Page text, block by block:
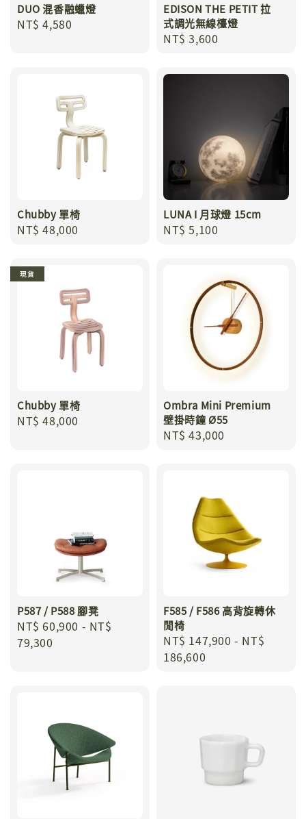
DUO 混香融蠟燈
Regular
NT$ 4,580
EDISON THE PETIT 拉
式調光無線檯燈
Regular
NT$ 3,600
Chubby 單椅
Regular
NT$ 48,000
LUNA I 月球燈 15cm
Regular
NT$ 5,100
現貨
Chubby 單椅
Regular
NT$ 48,000
Ombra Mini Premium
壁掛時鐘 Ø55
Regular
NT$ 43,000
P587 / P588 腳凳
Regular
price
NT$ 60,900 - NT$
79,300
F585 / F586 高背旋轉休
閒椅
Regular
price
NT$ 147,900 - NT$
186,600